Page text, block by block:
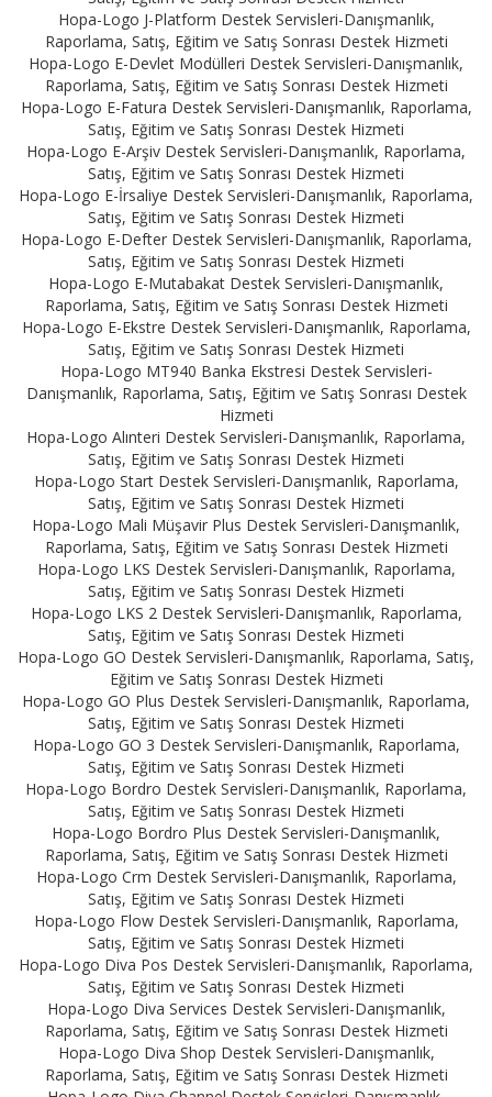
Hopa-Logo J-Platform Destek Servisleri-Danışmanlık,
Raporlama, Satış, Eğitim ve Satış Sonrası Destek Hizmeti
Hopa-Logo E-Devlet Modülleri Destek Servisleri-Danışmanlık,
Raporlama, Satış, Eğitim ve Satış Sonrası Destek Hizmeti
Hopa-Logo E-Fatura Destek Servisleri-Danışmanlık, Raporlama,
Satış, Eğitim ve Satış Sonrası Destek Hizmeti
Hopa-Logo E-Arşiv Destek Servisleri-Danışmanlık, Raporlama,
Satış, Eğitim ve Satış Sonrası Destek Hizmeti
Hopa-Logo E-İrsaliye Destek Servisleri-Danışmanlık, Raporlama,
Satış, Eğitim ve Satış Sonrası Destek Hizmeti
Hopa-Logo E-Defter Destek Servisleri-Danışmanlık, Raporlama,
Satış, Eğitim ve Satış Sonrası Destek Hizmeti
Hopa-Logo E-Mutabakat Destek Servisleri-Danışmanlık,
Raporlama, Satış, Eğitim ve Satış Sonrası Destek Hizmeti
Hopa-Logo E-Ekstre Destek Servisleri-Danışmanlık, Raporlama,
Satış, Eğitim ve Satış Sonrası Destek Hizmeti
Hopa-Logo MT940 Banka Ekstresi Destek Servisleri-
Danışmanlık, Raporlama, Satış, Eğitim ve Satış Sonrası Destek
Hizmeti
Hopa-Logo Alınteri Destek Servisleri-Danışmanlık, Raporlama,
Satış, Eğitim ve Satış Sonrası Destek Hizmeti
Hopa-Logo Start Destek Servisleri-Danışmanlık, Raporlama,
Satış, Eğitim ve Satış Sonrası Destek Hizmeti
Hopa-Logo Mali Müşavir Plus Destek Servisleri-Danışmanlık,
Raporlama, Satış, Eğitim ve Satış Sonrası Destek Hizmeti
Hopa-Logo LKS Destek Servisleri-Danışmanlık, Raporlama,
Satış, Eğitim ve Satış Sonrası Destek Hizmeti
Hopa-Logo LKS 2 Destek Servisleri-Danışmanlık, Raporlama,
Satış, Eğitim ve Satış Sonrası Destek Hizmeti
Hopa-Logo GO Destek Servisleri-Danışmanlık, Raporlama, Satış,
Eğitim ve Satış Sonrası Destek Hizmeti
Hopa-Logo GO Plus Destek Servisleri-Danışmanlık, Raporlama,
Satış, Eğitim ve Satış Sonrası Destek Hizmeti
Hopa-Logo GO 3 Destek Servisleri-Danışmanlık, Raporlama,
Satış, Eğitim ve Satış Sonrası Destek Hizmeti
Hopa-Logo Bordro Destek Servisleri-Danışmanlık, Raporlama,
Satış, Eğitim ve Satış Sonrası Destek Hizmeti
Hopa-Logo Bordro Plus Destek Servisleri-Danışmanlık,
Raporlama, Satış, Eğitim ve Satış Sonrası Destek Hizmeti
Hopa-Logo Crm Destek Servisleri-Danışmanlık, Raporlama,
Satış, Eğitim ve Satış Sonrası Destek Hizmeti
Hopa-Logo Flow Destek Servisleri-Danışmanlık, Raporlama,
Satış, Eğitim ve Satış Sonrası Destek Hizmeti
Hopa-Logo Diva Pos Destek Servisleri-Danışmanlık, Raporlama,
Satış, Eğitim ve Satış Sonrası Destek Hizmeti
Hopa-Logo Diva Services Destek Servisleri-Danışmanlık,
Raporlama, Satış, Eğitim ve Satış Sonrası Destek Hizmeti
Hopa-Logo Diva Shop Destek Servisleri-Danışmanlık,
Raporlama, Satış, Eğitim ve Satış Sonrası Destek Hizmeti